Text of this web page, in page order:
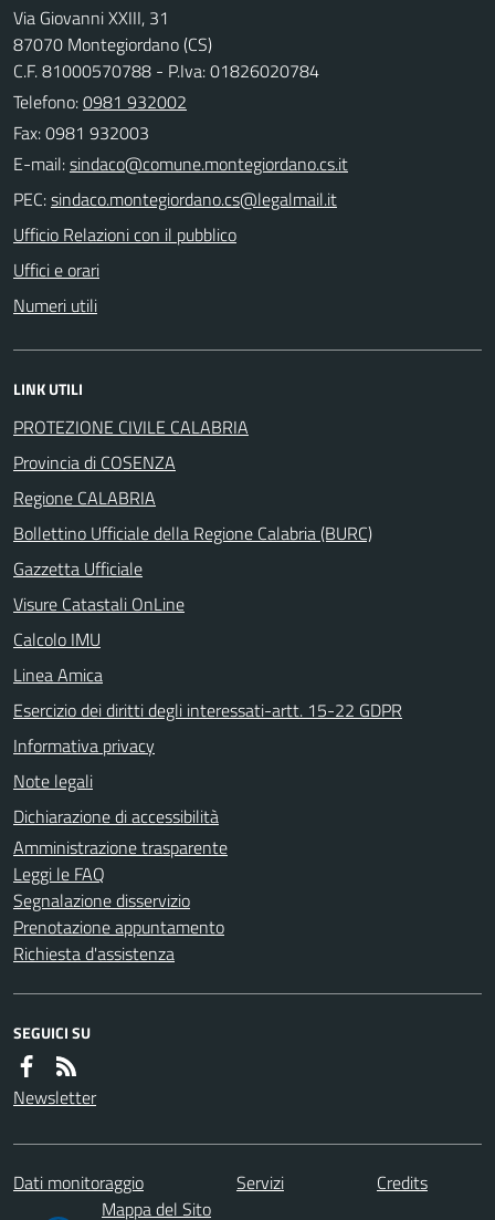
Via Giovanni XXIII, 31
87070 Montegiordano (CS)
C.F. 81000570788 - P.Iva: 01826020784
Telefono:0981 932002
Fax: 0981 932003
E-mail:
PEC:
Ufficio Relazioni con il pubblico
Uffici e orari
Numeri utili
LINK UTILI
PROTEZIONE CIVILE CALABRIA
Provincia di COSENZA
Regione CALABRIA
Bollettino Ufficiale della Regione Calabria (BURC)
Gazzetta Ufficiale
Visure Catastali OnLine
Calcolo IMU
Linea Amica
Esercizio dei diritti degli interessati-artt. 15-22 GDPR
Informativa privacy
Note legali
Dichiarazione di accessibilità
Amministrazione trasparente
Leggi le FAQ
Segnalazione disservizio
Prenotazione appuntamento
Richiesta d'assistenza
SEGUICI SU
Newsletter
Dati monitoraggio Servizi
Credits
Mappa del Sito